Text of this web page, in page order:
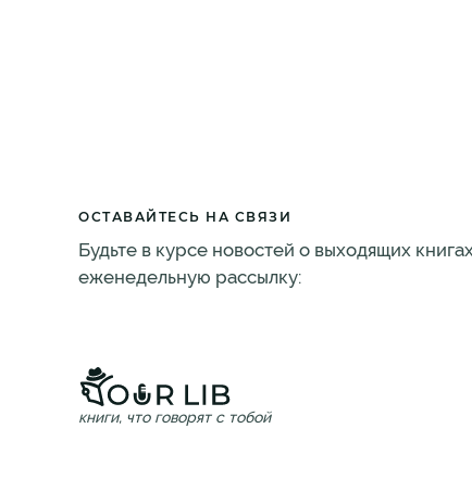
ОСТАВАЙТЕСЬ НА СВЯЗИ
Будьте в курсе новостей о выходящих
еженедельную рассылку:
книги, что говорят с тобой